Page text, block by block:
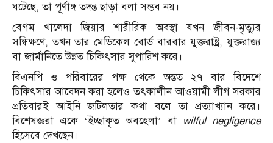
ঘটেছে, তা পূর্ণাঙ্গ তদন্ত ছাড়া বলা সম্ভব নয়।
বেগম খালেদা জিয়ার শারীরিক অবস্থা যখন জীবন-মৃত্যুর
সন্ধিক্ষণে, তখন তার মেডিকেল বোর্ড বারবার যুক্তরাষ্ট্র, যুক্তরাজ্য
বা জার্মানিতে উন্নত চিকিৎসার সুপারিশ করে।
বিএনপি ও পরিবারের পক্ষ থেকে অন্তত ২৭ বার বিদেশে
চিকিৎসার আবেদন করা হলেও তৎকালীন আওয়ামী লীগ সরকার
প্রতিবারই আইনি জটিলতার কথা বলে তা প্রত্যাখ্যান করে।
বিশেষজ্ঞরা একে ‘ইচ্ছাকৃত অবহেলা’ বা wilful negligence
হিসেবে দেখছেন।